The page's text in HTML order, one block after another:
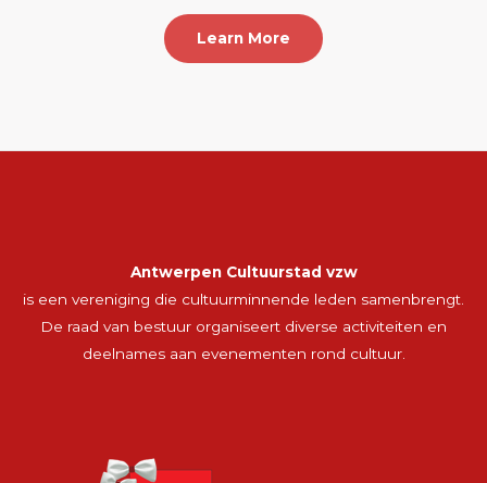
Learn More
Antwerpen Cultuurstad vzw
is een vereniging die cultuurminnende leden samenbrengt.
De raad van bestuur organiseert diverse activiteiten en
deelnames aan evenementen rond cultuur.